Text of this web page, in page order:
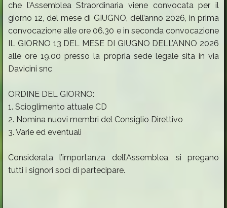
che l’Assemblea Straordinaria viene convocata per il
giorno 12, del mese di GIUGNO, dell’anno 2026, in prima
convocazione alle ore 06.30 e in seconda convocazione
IL GIORNO 13 DEL MESE DI GIUGNO DELL’ANNO 2026
alle ore 19.00 presso la propria sede legale sita in via
Davicini snc
ORDINE DEL GIORNO:
1. Scioglimento attuale CD
2. Nomina nuovi membri del Consiglio Direttivo
3. Varie ed eventuali
Considerata l’importanza dell’Assemblea, si pregano
tutti i signori soci di partecipare.